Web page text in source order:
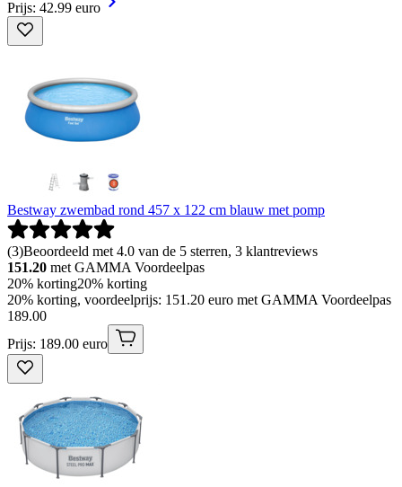
Prijs: 42.99 euro
Bestway zwembad rond 457 x 122 cm blauw met pomp
(3)Beoordeeld met 4.0 van de 5 sterren, 3 klantreviews
151.20 met GAMMA Voordeelpas
20% korting20% korting
20% korting, voordeelprijs: 151.20 euro met GAMMA Voordeelpas
189.00
Prijs: 189.00 euro